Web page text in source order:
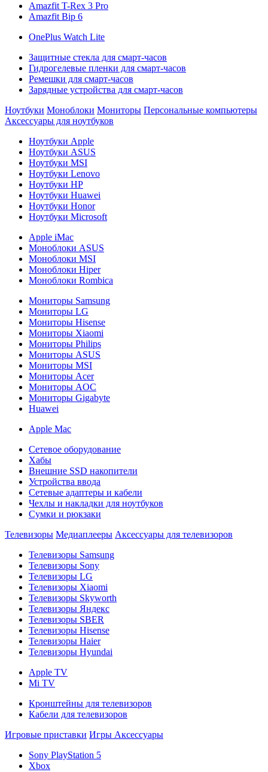
Amazfit T-Rex 3 Pro
Amazfit Bip 6
OnePlus Watch Lite
Защитные стекла для смарт-часов
Гидрогелевые пленки для смарт-часов
Ремешки для смарт-часов
Зарядные устройства для смарт-часов
Ноутбуки Моноблоки Мониторы Персональные компьютеры
Аксессуары для ноутбуков
Ноутбуки Apple
Ноутбуки ASUS
Ноутбуки MSI
Ноутбуки Lenovo
Ноутбуки HP
Ноутбуки Huawei
Ноутбуки Honor
Ноутбуки Microsoft
Apple iMac
Моноблоки ASUS
Моноблоки MSI
Моноблоки Hiper
Моноблоки Rombica
Мониторы Samsung
Мониторы LG
Мониторы Hisense
Мониторы Xiaomi
Мониторы Philips
Мониторы ASUS
Мониторы MSI
Мониторы Acer
Мониторы AOC
Мониторы Gigabyte
Huawei
Apple Mac
Сетевое оборудование
Хабы
Внешние SSD накопители
Устройства ввода
Сетевые адаптеры и кабели
Чехлы и накладки для ноутбуков
Сумки и рюкзаки
Телевизоры Медиаплееры Аксессуары для телевизоров
Телевизоры Samsung
Телевизоры Sony
Телевизоры LG
Телевизоры Xiaomi
Телевизоры Skyworth
Телевизоры Яндекс
Телевизоры SBER
Телевизоры Hisense
Телевизоры Haier
Телевизоры Hyundai
Apple TV
Mi TV
Кронштейны для телевизоров
Кабели для телевизоров
Игровые приставки Игры Аксессуары
Sony PlayStation 5
Xbox